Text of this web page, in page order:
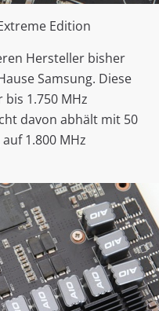
Edition
Hersteller bisher
Samsung. Diese
1.750 MHz
davon abhält mit 50
1.800 MHz